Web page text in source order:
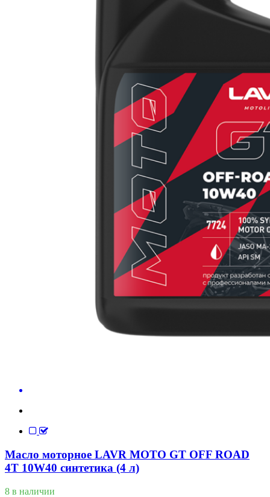
Масло моторное LAVR MOTO GT OFF ROAD
4T 10W40 синтетика (4 л)
8 в наличии